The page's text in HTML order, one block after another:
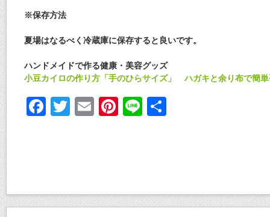
※保存方法
夏場はなるべく冷蔵庫に保存すると良いです。
ハンドメイドで作る健康・美容グッズ
小豆カイロの作り方「手のひらサイズ」 ハガキと余り布で簡
F
o
T E Pi Li